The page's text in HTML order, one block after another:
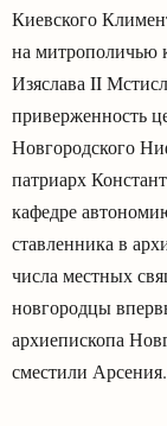
Киевского
на митрополичью
Изяслава II
приверженность
Новгородского
патриарх
кафедре
ставленника в
числа местных
новгородцы
архиепископа
сместили Арсения.